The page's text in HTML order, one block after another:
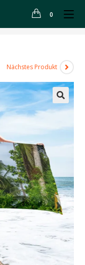
0
Nächstes Produkt
🔍